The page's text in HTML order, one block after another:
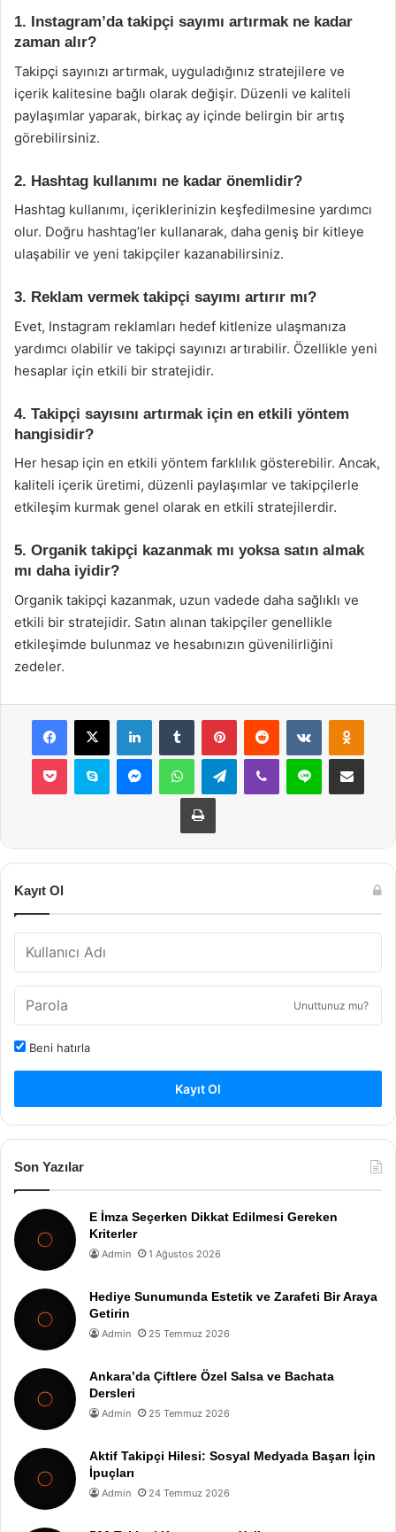
1. Instagram’da takipçi sayımı artırmak ne kadar
zaman alır?
Takipçi sayınızı artırmak, uyguladığınız stratejilere ve
içerik kalitesine bağlı olarak değişir. Düzenli ve kaliteli
paylaşımlar yaparak, birkaç ay içinde belirgin bir artış
görebilirsiniz.
2. Hashtag kullanımı ne kadar önemlidir?
Hashtag kullanımı, içeriklerinizin keşfedilmesine yardımcı
olur. Doğru hashtag’ler kullanarak, daha geniş bir kitleye
ulaşabilir ve yeni takipçiler kazanabilirsiniz.
3. Reklam vermek takipçi sayımı artırır mı?
Evet, Instagram reklamları hedef kitlenize ulaşmanıza
yardımcı olabilir ve takipçi sayınızı artırabilir. Özellikle yeni
hesaplar için etkili bir stratejidir.
4. Takipçi sayısını artırmak için en etkili yöntem
hangisidir?
Her hesap için en etkili yöntem farklılık gösterebilir. Ancak,
kaliteli içerik üretimi, düzenli paylaşımlar ve takipçilerle
etkileşim kurmak genel olarak en etkili stratejilerdir.
5. Organik takipçi kazanmak mı yoksa satın almak
mı daha iyidir?
Organik takipçi kazanmak, uzun vadede daha sağlıklı ve
etkili bir stratejidir. Satın alınan takipçiler genellikle
etkileşimde bulunmaz ve hesabınızın güvenilirliğini
zedeler.
Facebook
X LinkedInTumblr PinterestReddit VKontakte
Pocket Skype MessengerWhatsAppTelegramViber Line E-Posta ile
Yazdır
Kayıt Ol
Unuttunuz mu?
Beni hatırla
Kayıt Ol
Son Yazılar
E İmza Seçerken Dikkat Edilmesi Gereken
Kriterler
Admin 1 Ağustos 2026
Hediye Sunumunda Estetik ve Zarafeti Bir Araya
Getirin
Admin 25 Temmuz 2026
Ankara’da Çiftlere Özel Salsa ve Bachata
Dersleri
Admin 25 Temmuz 2026
Aktif Takipçi Hilesi: Sosyal Medyada Başarı İçin
İpuçları
Admin 24 Temmuz 2026